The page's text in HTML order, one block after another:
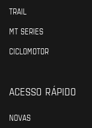
TRAIL
MT SERIES
CICLOMOTOR
ACESSO RÁPIDO
NOVAS